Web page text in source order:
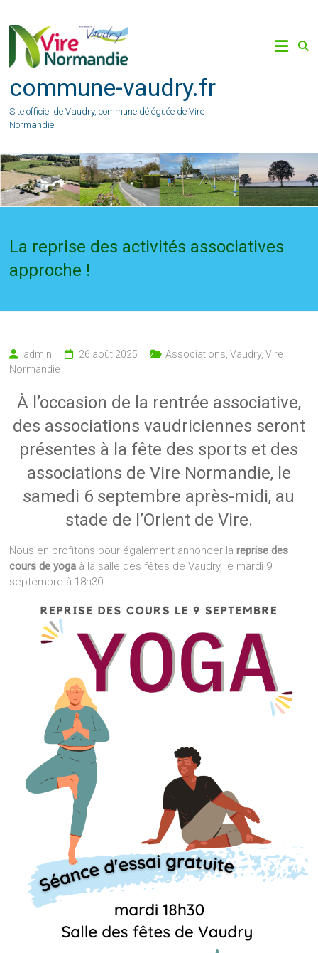
content
commune-vaudry.fr
Site officiel de Vaudry, commune déléguée de Vire
Normandie.
La reprise des activités associatives
approche !
admin 26 août 2025 Associations ,Vaudry,Vire
Normandie
À l’occasion de la rentrée associative,
des associations vaudriciennes seront
présentes à la fête des sports et des
associations de Vire Normandie, le
samedi 6 septembre après-midi, au
stade de l’Orient de Vire.
Nous en profitons pour également annoncer lareprise des
cours de yoga à la salle des fêtes de Vaudry, le mardi 9
septembre à 18h30.